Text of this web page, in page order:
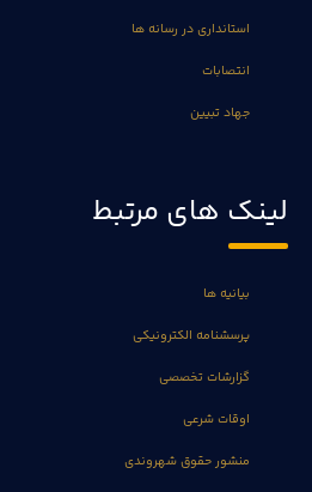
استانداری در رسانه ها
انتصابات
جهاد تبیین
لینک های مرتبط
بیانیه ها
پرسشنامه الکترونیکی
گزارشات تخصصی
اوقات شرعی
منشور حقوق شهروندی